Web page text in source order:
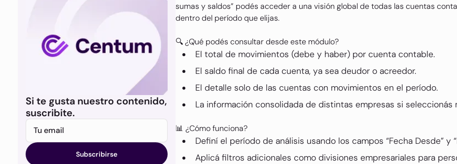
Si te gusta nuestro contenido,
suscribite.
Tu email
sumas y saldos” podés acceder a una visión global de todas las cuentas
dentro del período que elijas.
🔍 ¿Qué podés consultar desde este módulo?
El total de movimientos (debe y haber) por cuenta contable.
El saldo final de cada cuenta, ya sea deudor o acreedor.
El detalle solo de las cuentas con movimientos en el período.
La información consolidada de distintas empresas si seleccionás
📊 ¿Cómo funciona?
Definí el período de análisis usando los campos “Fecha Desde” y
Aplicá filtros adicionales como divisiones empresariales para